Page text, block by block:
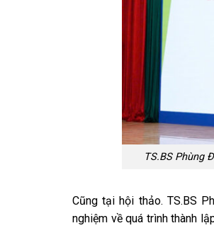
TS.BS Phùng
Cũng tại hội thảo. TS.BS
nghiệm về quá trình thành